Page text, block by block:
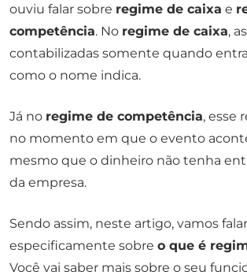
ouviu falar sobre regime de caixa e
competência. No regime de caixa,
contabilizadas somente quando
como o nome indica.
Já no regime de competência, esse
no momento em que o evento
mesmo que o dinheiro não tenha
da empresa.
Sendo assim, neste artigo, vamos falar
especificamente sobre o que é
Você vai saber mais sobre o seu